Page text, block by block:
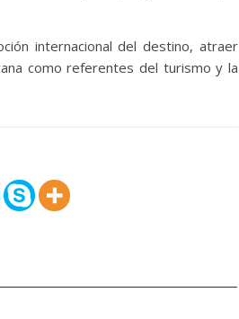
internacional del destino, atraer
como referentes del turismo y la